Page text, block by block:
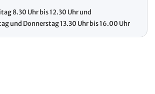
8.30 Uhr bis 12.30 Uhr und
und Donnerstag 13.30 Uhr bis 16.00 Uhr